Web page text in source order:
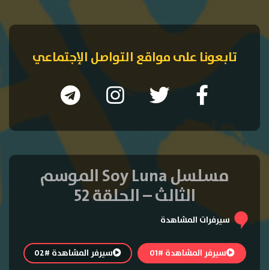
تابعونا على مواقع التواصل الإجتماعي
مسلسل Soy Luna الموسم
الثالث – الحلقة 52
سيرفرات المشاهدة
سيرفر المشاهدة #01 سيرفر المشاهدة #02